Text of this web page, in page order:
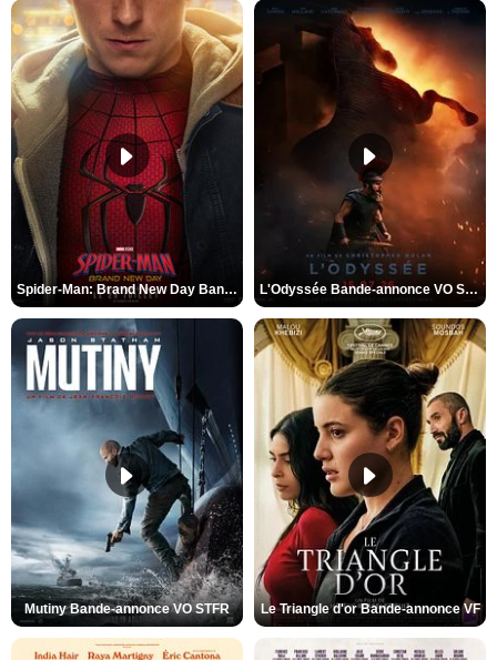
Spider-Man: Brand New Day Bande-annonce VO STFR L'Odyssée Bande-annonce VO STFR
Mutiny Bande-annonce VO STFR Le Triangle d'or Bande-annonce VF